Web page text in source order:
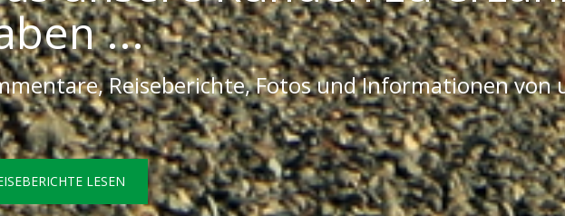
...
Reiseberichte, Fotos und Informationen von
LESEN